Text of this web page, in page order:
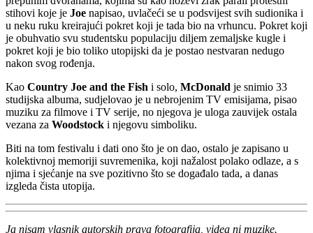
stihovi koje je Joe napisao, uvlačeći se u podsvijest svih sudionika i
u neku ruku kreirajući pokret koji je tada bio na vrhuncu. Pokret koji
je obuhvatio svu studentsku populaciju diljem zemaljske kugle i
pokret koji je bio toliko utopijski da je postao nestvaran nedugo
nakon svog rođenja.
Kao Country Joe and the Fish i solo, McDonald je snimio 33
studijska albuma, sudjelovao je u nebrojenim TV emisijama, pisao
muziku za filmove i TV serije, no njegova je uloga zauvijek ostala
vezana za Woodstock i njegovu simboliku.
Biti na tom festivalu i dati ono što je on dao, ostalo je zapisano u
kolektivnoj memoriji suvremenika, koji nažalost polako odlaze, a s
njima i sjećanje na sve pozitivno što se događalo tada, a danas
izgleda čista utopija.
Ja nisam vlasnik autorskih prava fotografija, videa ni muzike.